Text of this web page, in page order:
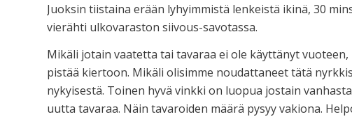
Juoksin tiistaina erään lyhyimmistä lenkeistä ikinä, 30
vierähti ulkovaraston siivous-savotassa.
Mikäli jotain vaatetta tai tavaraa ei ole käyttänyt
pistää kiertoon. Mikäli olisimme noudattaneet tätä
nykyisestä. Toinen hyvä vinkki on luopua jostain
uutta tavaraa. Näin tavaroiden määrä pysyy vakiona.